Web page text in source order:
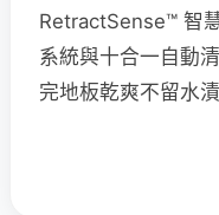
RetractSense™ 智
系統與十合一自動
完地板乾爽不留水